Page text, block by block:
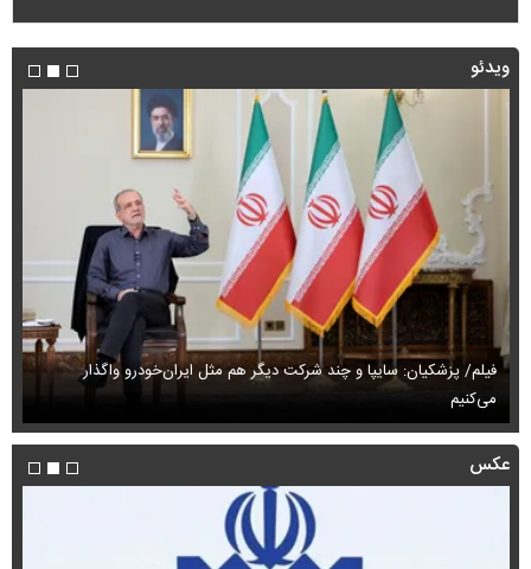
ویدئو
حمله خلبانان ایرانی به پایگاه آمریکا بدون GPS
عکس